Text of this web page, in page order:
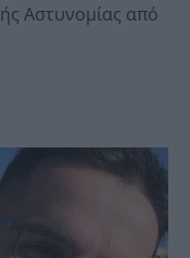
Αστυνομίας από